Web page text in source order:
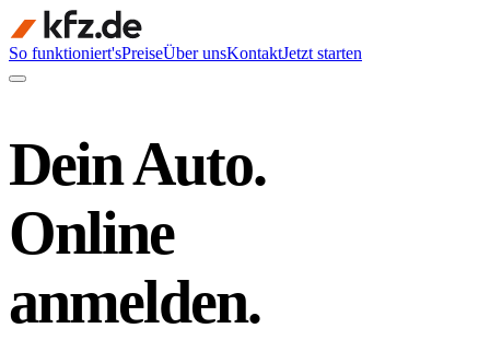
So funktioniert'sPreiseÜber unsKontaktJetzt starten
Dein Auto.
Online
anmelden.